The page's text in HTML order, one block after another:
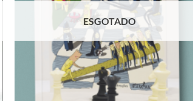
ESGOTADO